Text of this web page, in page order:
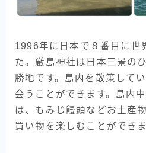
1996年に日本で８番目に世
た。厳島神社は日本三景の
勝地です。島内を散策して
会うことができます。島内
は、もみじ饅頭などお土産
買い物を楽しむことができま